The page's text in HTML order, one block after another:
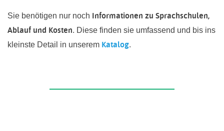
Sie benötigen nur noch Informationen zu Sprachschulen,
Ablauf und Kosten. Diese finden sie umfassend und bis ins
kleinste Detail in unserem Katalog.